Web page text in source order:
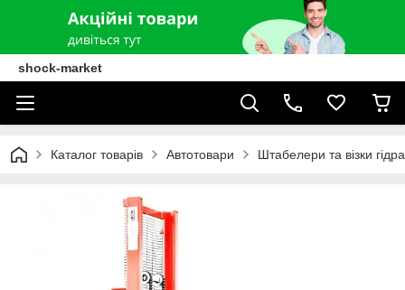
shock-market
Каталог товарів Автотовари Штабелери та візки